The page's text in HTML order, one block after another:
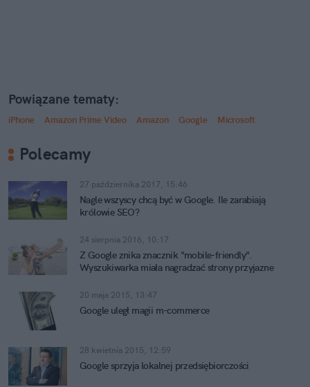
Powiązane tematy:
iPhone Amazon Prime Video Amazon Google Microsoft
Polecamy
27 października 2017, 15:46
Nagle wszyscy chcą być w Google. Ile zarabiają
królowie SEO?
24 sierpnia 2016, 10:17
Z Google znika znacznik "mobile-friendly".
Wyszukiwarka miała nagradzać strony przyjazne
20 maja 2015, 13:47
Google uległ magii m-commerce
28 kwietnia 2015, 12:59
Google sprzyja lokalnej przedsiębiorczości